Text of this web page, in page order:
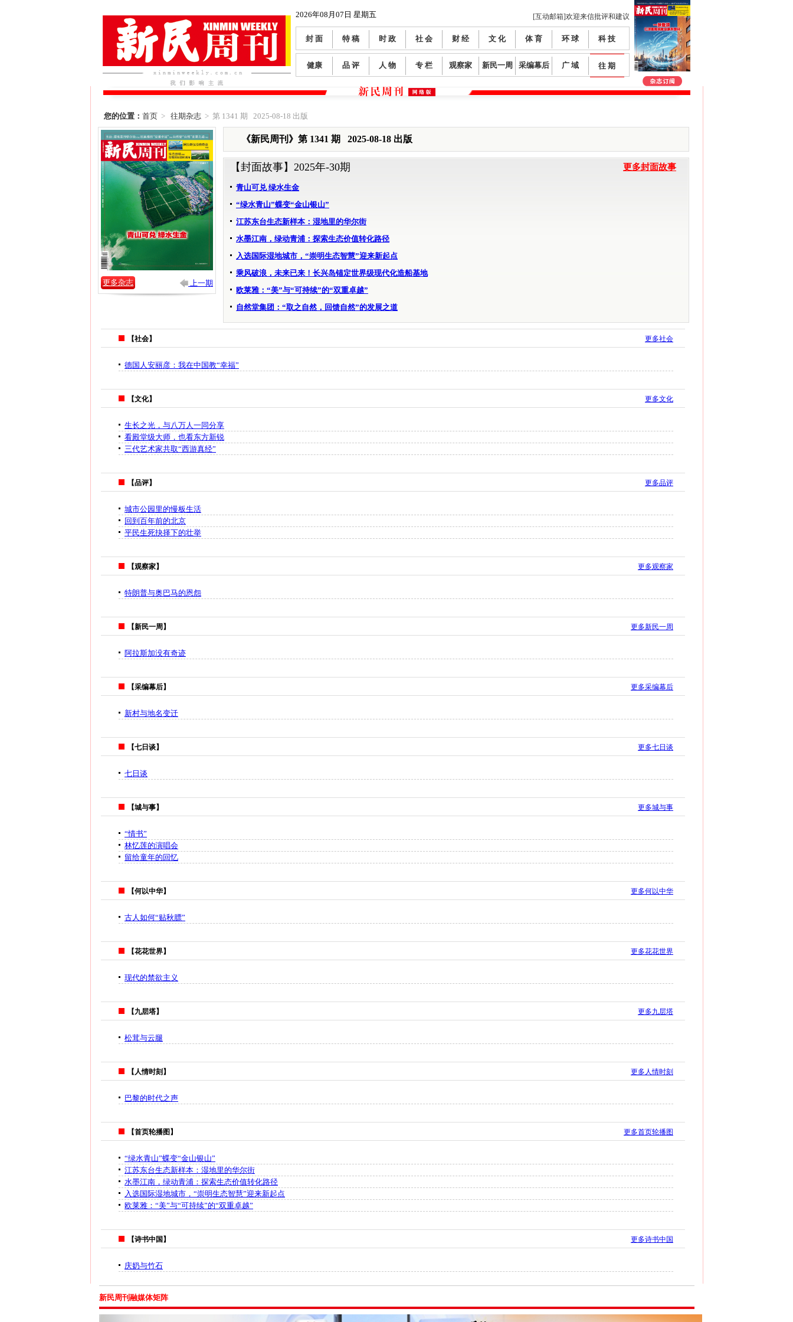
2026年08月07日 星期五 [互动邮箱]欢迎来信批评和建议
封 面 特 稿 时 政 社 会 财 经 文 化 体 育 环 球 科 技
健康 品 评 人 物 专 栏 观察家 新民一周 采编幕后 广 域 往 期
您的位置： 首页 > 往期杂志 > 第 1341 期 2025-08-18 出版
更多杂志 上一期
《新民周刊》第 1341 期 2025-08-18 出版
【封面故事】 2025年-30期 更多封面故事
青山可兑 绿水生金
“绿水青山”蝶变“金山银山”
江苏东台生态新样本：湿地里的华尔街
水墨江南，绿动青浦：探索生态价值转化路径
入选国际湿地城市，“崇明生态智慧”迎来新起点
乘风破浪，未来已来！长兴岛锚定世界级现代化造船基地
欧莱雅：“美”与“可持续”的“双重卓越”
自然堂集团：“取之自然，回馈自然”的发展之道
【社会】 更多社会
德国人安丽彦：我在中国教“幸福”
【文化】 更多文化
生长之光，与八万人一同分享
看殿堂级大师，也看东方新锐
三代艺术家共取“西游真经”
【品评】 更多品评
城市公园里的慢板生活
回到百年前的北京
平民生死抉择下的壮举
【观察家】 更多观察家
特朗普与奥巴马的恩怨
【新民一周】 更多新民一周
阿拉斯加没有奇迹
【采编幕后】 更多采编幕后
新村与地名变迁
【七日谈】 更多七日谈
七日谈
【城与事】 更多城与事
“情书”
林忆莲的演唱会
留给童年的回忆
【何以中华】 更多何以中华
古人如何“贴秋膘”
【花花世界】 更多花花世界
现代的禁欲主义
【九层塔】 更多九层塔
松茸与云腿
【人情时刻】 更多人情时刻
巴黎的时代之声
【首页轮播图】 更多首页轮播图
“绿水青山”蝶变“金山银山”
江苏东台生态新样本：湿地里的华尔街
水墨江南，绿动青浦：探索生态价值转化路径
入选国际湿地城市，“崇明生态智慧”迎来新起点
欧莱雅：“美”与“可持续”的“双重卓越”
【诗书中国】 更多诗书中国
庆奶与竹石
新民周刊融媒体矩阵